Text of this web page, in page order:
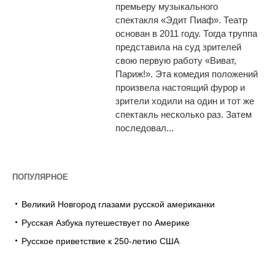
премьеру музыкального
спектакля «Эдит Пиаф». Театр
основан в 2011 году. Тогда труппа
представила на суд зрителей
свою первую работу «Виват,
Париж!». Эта комедия положений
произвела настоящий фурор и
зрители ходили на один и тот же
спектакль несколько раз. Затем
последовал...
ПОПУЛЯРНОЕ
Великий Новгород глазами русской американки
Русская Азбука путешествует по Америке
Русское приветствие к 250-летию США